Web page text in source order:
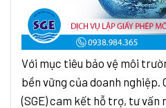
Với mục tiêu bảo vệ môi
bền vững của doanh nghiệp.
(SGE) cam kết hỗ trợ, tư vấn